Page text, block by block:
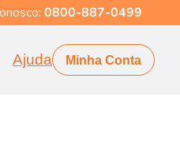
0800-887-0499
Ajuda Minha Conta